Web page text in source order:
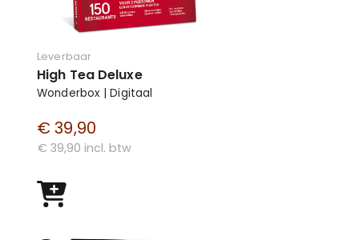
Leverbaar
High Tea Deluxe
Wonderbox | Digitaal
€ 39,90
€ 39,90 incl. btw